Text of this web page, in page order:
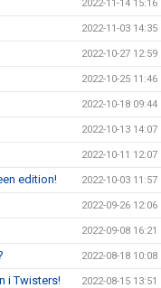
2022-11-14 15:16
2022-11-03 14:35
2022-10-27 12:59
2022-10-25 11:46
2022-10-18 09:44
2022-10-13 14:07
2022-10-11 12:07
edition! 2022-10-03 11:57
2022-09-26 12:06
2022-09-08 16:21
2022-08-18 10:08
i Twisters! 2022-08-15 13:51